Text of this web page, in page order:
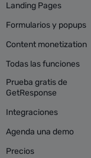
Landing Pages
Formularios y popups
Content monetization
Todas las funciones
Prueba gratis de
GetResponse
Integraciones
Agenda una demo
Precios